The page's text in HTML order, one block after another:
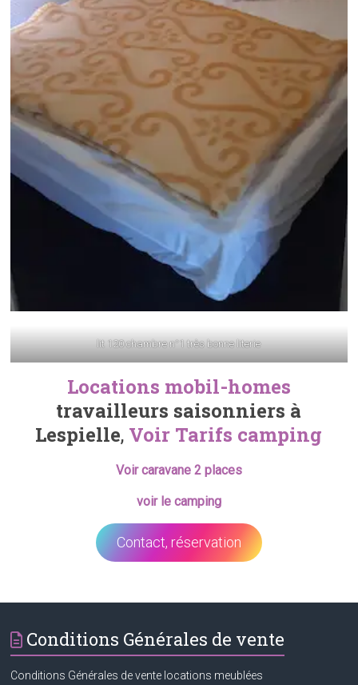
lit 120 chambre n°1 très bonne literie
Locations mobil-homes
travailleurs saisonniers à
Lespielle, Voir Tarifs camping
Voir caravane 2 places
voir le camping
Contact, réservation
Conditions Générales de vente
Conditions Générales de vente locations meublées